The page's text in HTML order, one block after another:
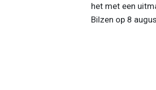
het met een
Bilzen op 8